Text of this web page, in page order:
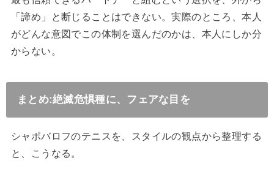
「諦め」と断じることはできない。実際のところ、本人
がどんな意図でこの体制を選んだのかは、本人にしか分
からない。
まとめ:絶滅危惧種に、フェアな目を
シャポバロフのテニスを、スタイルの観点から整理する
と、こうなる。